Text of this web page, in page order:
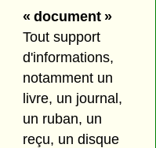
« document »
Tout support
d'informations,
notamment un
livre, un journal,
un ruban, un
reçu, un disque